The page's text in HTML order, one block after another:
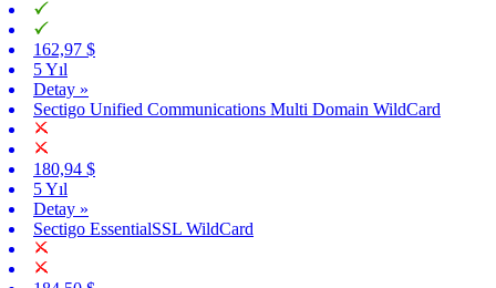
162,97 $
5 Yıl
Detay »
Sectigo Unified Communications Multi Domain WildCard
180,94 $
5 Yıl
Detay »
Sectigo EssentialSSL WildCard